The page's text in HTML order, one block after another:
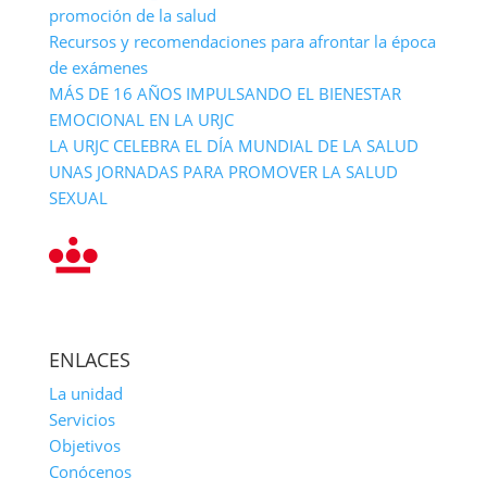
promoción de la salud
Recursos y recomendaciones para afrontar la época
de exámenes
MÁS DE 16 AÑOS IMPULSANDO EL BIENESTAR
EMOCIONAL EN LA URJC
LA URJC CELEBRA EL DÍA MUNDIAL DE LA SALUD
UNAS JORNADAS PARA PROMOVER LA SALUD
SEXUAL
ENLACES
La unidad
Servicios
Objetivos
Conócenos